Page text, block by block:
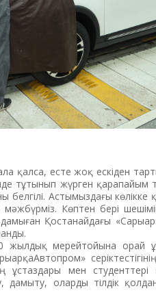
қалса, есте жоқ ескіден
тұтынып жүрген қарапайым
белгілі. Астымыздағы
мәжбүрміз. Көптен бері
Қостанайдағы
жылдық мерейтойына орай
ұс­­­таз­­дары мен
дамыту, оларды тіл­дік